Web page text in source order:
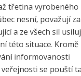
třetina vyrobeného
nesní, považují za
a ze všech sil
této situace. Kromě
informovanosti
se pouští